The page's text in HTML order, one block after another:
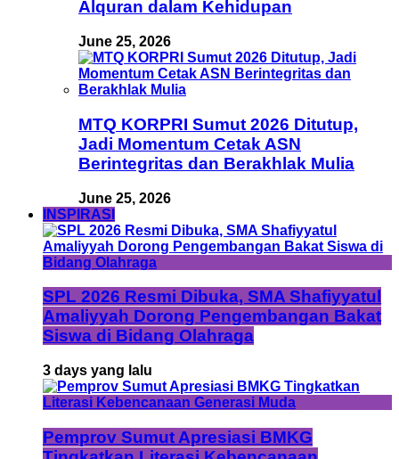
Alquran dalam Kehidupan
June 25, 2026
MTQ KORPRI Sumut 2026 Ditutup,
Jadi Momentum Cetak ASN
Berintegritas dan Berakhlak Mulia
June 25, 2026
INSPIRASI
SPL 2026 Resmi Dibuka, SMA Shafiyyatul
Amaliyyah Dorong Pengembangan Bakat
Siswa di Bidang Olahraga
3 days yang lalu
Pemprov Sumut Apresiasi BMKG